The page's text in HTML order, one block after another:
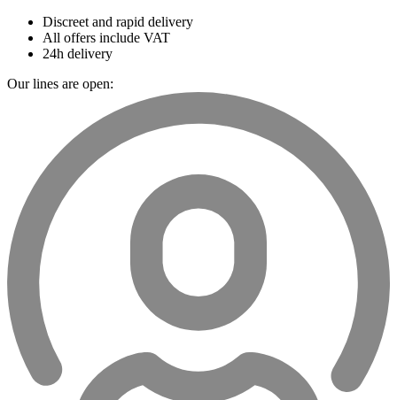
Discreet and rapid delivery
All offers include VAT
24h delivery
Our lines are open: